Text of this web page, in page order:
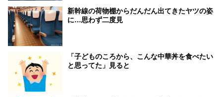
新幹線の荷物棚からだんだん出てきたヤツの姿
に…思わず二度見
「子どものころから、こんな中華丼を食べたい
と思ってた」見ると